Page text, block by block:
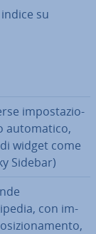
su
im­po­sta­zio­
au­to­ma­ti­co,
widget come
Sidebar)
con im­